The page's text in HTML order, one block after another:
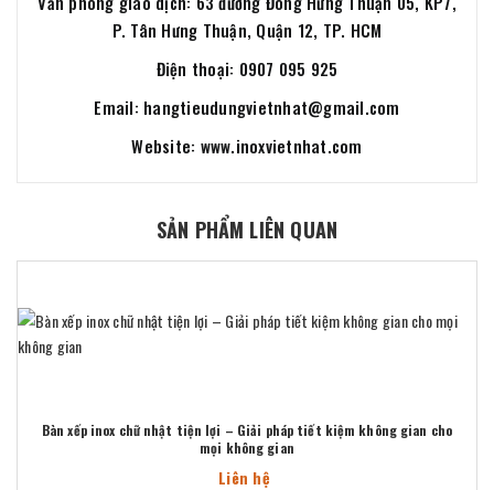
P. Tân Hưng Thuận, Quận 12, TP. HCM
Điện thoại: 0907 095 925
Email: hangtieudungvietnhat@gmail.com
Website: www.inoxvietnhat.com
SẢN PHẨM LIÊN QUAN
Bàn xếp inox chữ nhật tiện lợi – Giải pháp tiết kiệm không gian cho
mọi không gian
Liên hệ